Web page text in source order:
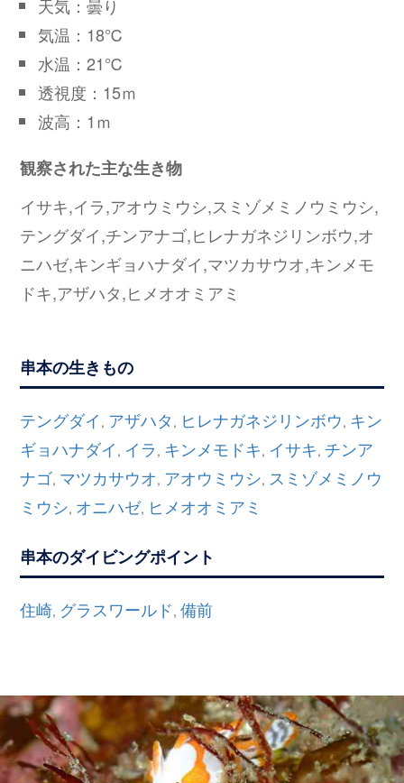
天気：曇り
気温：18℃
水温：21℃
透視度：15ｍ
波高：1ｍ
観察された主な生き物
イサキ,イラ,アオウミウシ,スミゾメミノウミウシ,
テングダイ,チンアナゴ,ヒレナガネジリンボウ,オ
ニハゼ,キンギョハナダイ,マツカサウオ,キンメモ
ドキ,アザハタ,ヒメオオミアミ
串本の生きもの
テングダイ , アザハタ , ヒレナガネジリンボウ, キン
ギョハナダイ , イラ , キンメモドキ, イサキ, チンア
ナゴ, マツカサウオ, アオウミウシ, スミゾメミノウ
ミウシ, オニハゼ, ヒメオオミアミ
串本のダイビングポイント
住崎, グラスワールド,備前